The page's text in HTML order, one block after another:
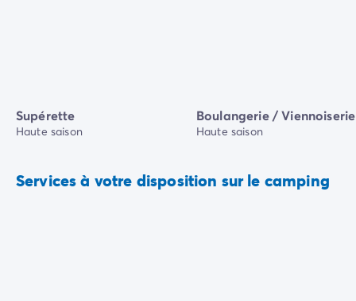
Supérette
Haute saison
Boulangerie / Viennoiserie
Haute saison
Services à votre disposition sur le camping